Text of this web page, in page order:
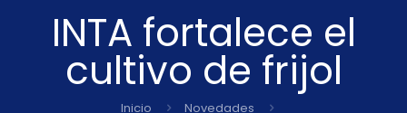
INTA fortalece el
cultivo de frijol
Inicio
Novedades